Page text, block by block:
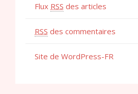
Flux RSS des articles
RSS des commentaires
Site de WordPress-FR